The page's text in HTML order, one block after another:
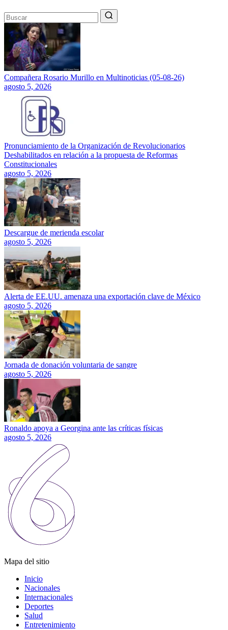
Compañera Rosario Murillo en Multinoticias (05-08-26)
agosto 5, 2026
Pronunciamiento de la Organización de Revolucionarios
Deshabilitados en relación a la propuesta de Reformas
Constitucionales
agosto 5, 2026
Descargue de merienda escolar
agosto 5, 2026
Alerta de EE.UU. amenaza una exportación clave de México
agosto 5, 2026
Jornada de donación voluntaria de sangre
agosto 5, 2026
Ronaldo apoya a Georgina ante las críticas físicas
agosto 5, 2026
Mapa del sitio
Inicio
Nacionales
Internacionales
Deportes
Salud
Entretenimiento